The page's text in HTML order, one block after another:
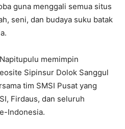
guna menggali semua situs
seni, dan budaya suku batak
memimpin
Sipinsur Dolok Sanggul
tim SMSI Pusat yang
Firdaus, dan seluruh
Indonesia.